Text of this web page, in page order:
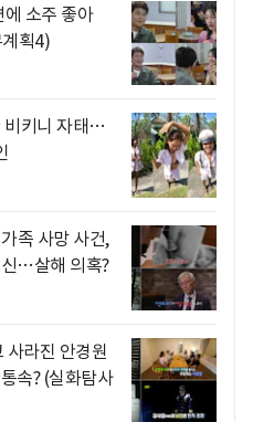
소주 좋아
획4)
비키니 자태…
족 사망 사건,
…살해 의혹?
사라진 안경원
속? (실화탐사